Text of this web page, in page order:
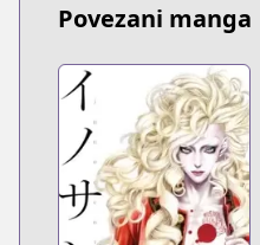
Povezani manga